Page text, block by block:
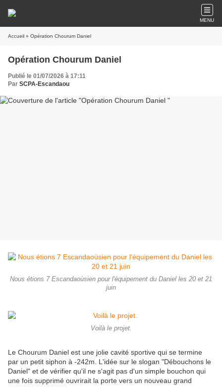
MENU
Accueil » Opération Chourum Daniel
Opération Chourum Daniel
Publié le 01/07/2026 à 17:11
Par SCPA-Escandaou
Nous étions 7 Escandaoùsien pour l'équipement du Daniel les 20 et 21
juin
Voilà le projet.
Le Chourum Daniel est une jolie cavité sportive qui se termine
par un petit siphon à -242m. L'idée sur le slogan "Débouchons le
Daniel" et de vérifier qu'il ne s'agit pas d'un simple bouchon qui
une fois supprimé ouvrirait la porte vers un nouveau grand